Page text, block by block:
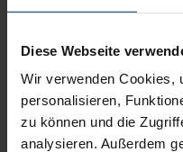
Diese Webseite
Wir verwenden Cookies,
personalisieren,
zu können und die
analysieren. Außerdem
Gemeinschaftsrecht
Vertrag und die
wird aufgezeigt, dass
Tatbestandsmerkmale